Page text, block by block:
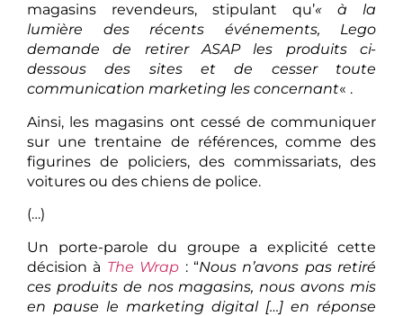
magasins revendeurs, stipulant qu’« à la
lumière des récents événements, Lego
demande de retirer ASAP les produits ci-
dessous des sites et de cesser toute
communication marketing les concernant« .
Ainsi, les magasins ont cessé de communiquer
sur une trentaine de références, comme des
figurines de policiers, des commissariats, des
voitures ou des chiens de police.
(…)
Un porte-parole du groupe a explicité cette
décision à The Wrap : “Nous n’avons pas retiré
ces produits de nos magasins, nous avons mis
en pause le marketing digital […] en réponse